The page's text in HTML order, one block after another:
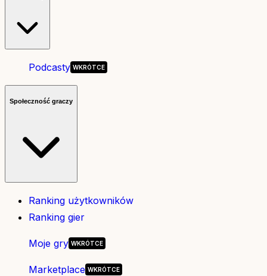
Podcasty
Społeczność graczy
Ranking użytkowników
Ranking gier
Moje gry
Marketplace